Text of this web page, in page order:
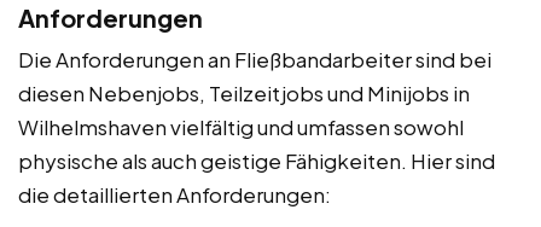
Anforderungen
Die Anforderungen an Fließbandarbeiter sind bei
diesen Nebenjobs, Teilzeitjobs und Minijobs in
Wilhelmshaven vielfältig und umfassen sowohl
physische als auch geistige Fähigkeiten. Hier sind
die detaillierten Anforderungen: